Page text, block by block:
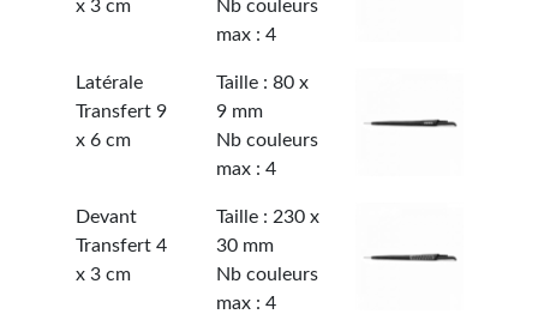
x 3 cm
Nb couleurs
max : 4
Latérale
Transfert 9
x 6 cm
Taille : 80 x
9 mm
Nb couleurs
max : 4
Devant
Transfert 4
x 3 cm
Taille : 230 x
30 mm
Nb couleurs
max : 4